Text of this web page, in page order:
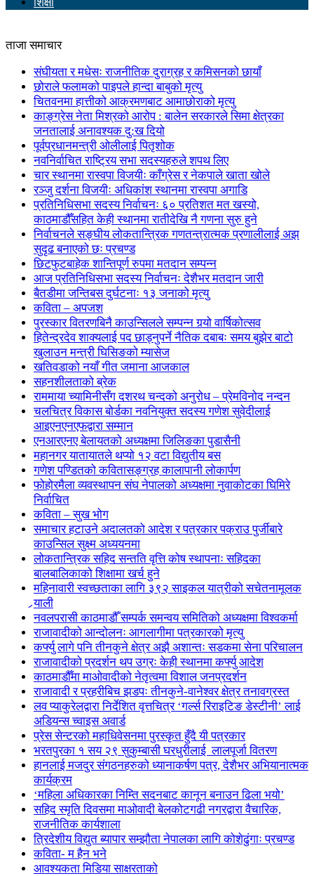
ताजा समाचार
संघीयता र मधेसः राजनीतिक दुराग्रह र कमिसनको छायाँ
छोराले फलामको पाइपले हान्दा बाबुको मृत्यु
चितवनमा हात्तीको आक्रमणबाट आमाछोराको मृत्यु
काङ्ग्रेस नेता मिश्रको आरोप : बालेन सरकारले सिमा क्षेत्रका
जनतालाई अनावश्यक दु:ख दियो
पूर्वप्रधानमन्त्री ओलीलाई पितृशोक
नवनिर्वाचित राष्ट्रिय सभा सदस्यहरुले शपथ लिए
चार स्थानमा रास्वपा विजयीः काँग्रेस र नेकपाले खाता खोले
रञ्जु दर्शना विजयीः अधिकांश स्थानमा रास्वपा अगाडि
प्रतिनिधिसभा सदस्य निर्वाचनः ६० प्रतिशत मत खस्यो,
काठमाडौँसहित केही स्थानमा रातीदेखि नै गणना सुरु हुने
निर्वाचनले सङ्घीय लोकतान्त्रिक गणतन्त्रात्मक प्रणालीलाई अझ
सुदृढ बनाएको छः प्रचण्ड
छिटफुटबाहेक शान्तिपूर्ण रुपमा मतदान सम्पन्न
आज प्रतिनिधिसभा सदस्य निर्वाचनः देशैभर मतदान जारी
बैतडीमा जन्तिबस दुर्घटनाः १३ जनाको मृत्यु
कविता – अपजश
पुरस्कार वितरणबिनै काउन्सिलले सम्पन्न गर्‍यो वार्षिकोत्सव
हितेन्द्रदेव शाक्यलाई पद छाड्नुपर्ने नैतिक दबाबः समय बुझेर बाटो
खुलाउन मन्त्री घिसिङको म्यासेज
खतिवडाको नयाँ गीत जमाना आजकाल
सहनशीलताको ब्रेक
राममाया च्यामिनीसँग दशरथ चन्दको अनुरोध – प्रेमविनोद नन्दन
चलचित्र विकास बोर्डका नवनियुक्त सदस्य गणेश सुवेदीलाई
आइएनएनएफद्वारा सम्मान
एनआरएनए बेलायतको अध्यक्षमा जिलिङका पुडासैनी
महानगर यातायातले थप्यो १२ वटा विद्युतीय बस
गणेश पण्डितको कवितासङ्ग्रह कालापानी लोकार्पण
फोहोरमैला व्यवस्थापन संघ नेपालको अध्यक्षमा नुवाकोटका घिमिरे
निर्वाचित
कविता – सुख भोग
समाचार हटाउने अदालतको आदेश र पत्रकार पक्राउ पुर्जीबारे
काउन्सिल सुक्ष्म अध्ययनमा
लोकतान्त्रिक सहिद सन्तति वृत्ति कोष स्थापनाः सहिदका
बालबालिकाको शिक्षामा खर्च हुने
महिनावारी स्वच्छताका लागि ३९२ साइकल यात्रीको सचेतनामूलक
र्‍याली
नवलपरासी काठमाडौँ सम्पर्क समन्वय समितिको अध्यक्षमा विश्वकर्मा
राजावादीको आन्दोलनः आगलागीमा पत्रकारको मृत्यु
कर्फ्यु लागे पनि तीनकुने क्षेत्र अझै अशान्तः सडकमा सेना परिचालन
राजावादीको प्रदर्शन थप उग्रः केही स्थानमा कर्फ्यु आदेश
काठमाडौँमा माओवादीको नेतृत्वमा विशाल जनप्रदर्शन
राजावादी र प्रहरीबिच झडपः तीनकुने-वानेश्वर क्षेत्र तनावग्रस्त
लव प्याकुरेलद्वारा निर्देशित वृत्तचित्र ‘गर्ल्स रिराइटिङ डेस्टीनी’ लाई
अडियन्स च्वाइस अवार्ड
प्रेस सेन्टरको महाधिवेसनमा पुरस्कृत हुँदै यी पत्रकार
भरतपुरका १ सय २९ सुकुम्बासी घरधुरीलाई लालपूर्जा वितरण
हानलाई मजदुर संगठनहरुको ध्यानाकर्षण पत्र, देशैभर अभियानात्मक
कार्यक्रम
‘महिला अधिकारका निम्ति सदनबाट कानून बनाउन ढिला भयो’
सहिद स्मृति दिवसमा माओवादी बेलकोटगढी नगरद्वारा वैचारिक,
राजनीतिक कार्यशाला
त्रिदेशीय विद्युत ब्यापार सम्झौता नेपालका लागि कोशेढुंगाः प्रचण्ड
कविता- म हैन भने
आवश्यकता मिडिया साक्षरताको